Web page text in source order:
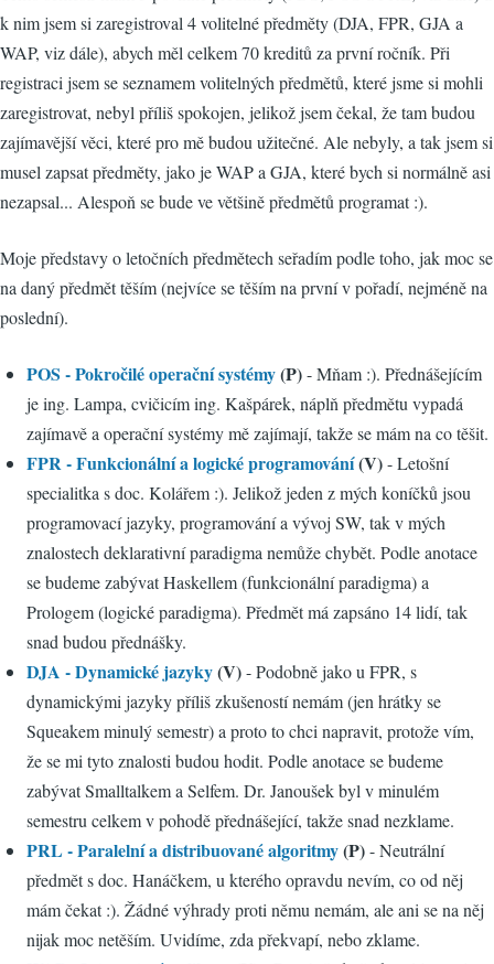
k nim jsem si zaregistroval 4 volitelné předměty (DJA, FPR, GJA a
WAP, viz dále), abych měl celkem 70 kreditů za první ročník. Při
registraci jsem se seznamem volitelných předmětů, které jsme si mohli
zaregistrovat, nebyl příliš spokojen, jelikož jsem čekal, že tam budou
zajímavější věci, které pro mě budou užitečné. Ale nebyly, a tak jsem si
musel zapsat předměty, jako je WAP a GJA, které bych si normálně asi
nezapsal... Alespoň se bude ve většině předmětů programat :).
Moje představy o letočních předmětech seřadím podle toho, jak moc se
na daný předmět těším (nejvíce se těším na první v pořadí, nejméně na
poslední).
POS - Pokročilé operační systémy(P)- Mňam :). Přednášejícím
je ing. Lampa, cvičicím ing. Kašpárek, náplň předmětu vypadá
zajímavě a operační systémy mě zajímají, takže se mám na co těšit.
FPR - Funkcionální a logické programování(V)- Letošní
specialitka s doc. Kolářem :). Jelikož jeden z mých koníčků jsou
programovací jazyky, programování a vývoj SW, tak v mých
znalostech deklarativní paradigma nemůže chybět. Podle anotace
se budeme zabývat Haskellem (funkcionální paradigma) a
Prologem (logické paradigma). Předmět má zapsáno 14 lidí, tak
snad budou přednášky.
DJA - Dynamické jazyky(V)- Podobně jako u FPR, s
dynamickými jazyky příliš zkušeností nemám (jen hrátky se
Squeakem minulý semestr) a proto to chci napravit, protože vím,
že se mi tyto znalosti budou hodit. Podle anotace se budeme
zabývat Smalltalkem a Selfem. Dr. Janoušek byl v minulém
semestru celkem v pohodě přednášející, takže snad nezklame.
PRL - Paralelní a distribuované algoritmy(P)- Neutrální
předmět s doc. Hanáčkem, u kterého opravdu nevím, co od něj
mám čekat :). Žádné výhrady proti němu nemám, ale ani se na něj
nijak moc netěším. Uvidíme, zda překvapí, nebo zklame.